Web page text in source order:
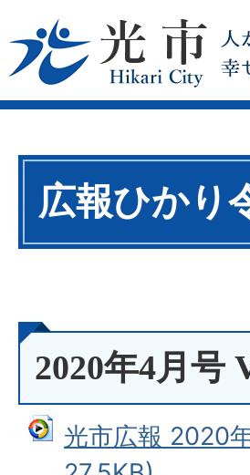
広報ひかり
2020年4月号
光市広報 2020